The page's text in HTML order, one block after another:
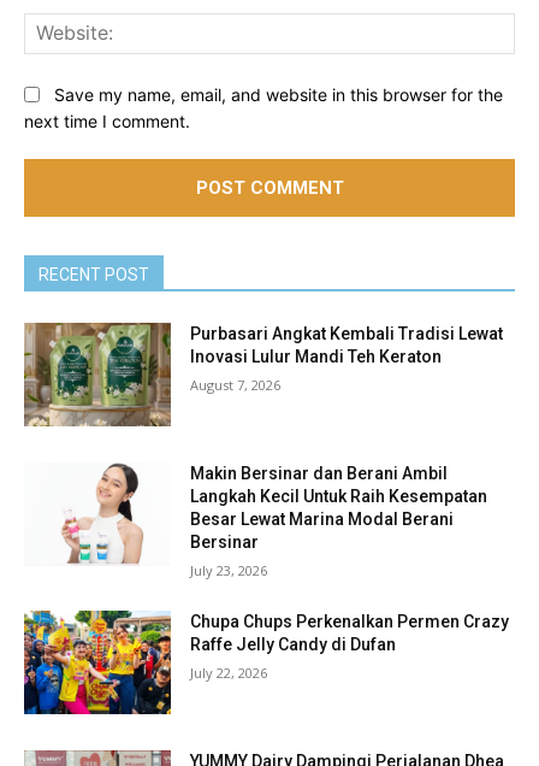
Save my name, email, and website in this browser for the
next time I comment.
RECENT POST
Purbasari Angkat Kembali Tradisi Lewat
Inovasi Lulur Mandi Teh Keraton
August 7, 2026
Makin Bersinar dan Berani Ambil
Langkah Kecil Untuk Raih Kesempatan
Besar Lewat Marina Modal Berani
Bersinar
July 23, 2026
Chupa Chups Perkenalkan Permen Crazy
Raffe Jelly Candy di Dufan
July 22, 2026
YUMMY Dairy Dampingi Perjalanan Dhea